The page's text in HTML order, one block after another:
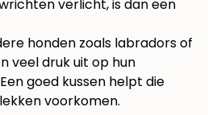
verlicht, is dan een
honden zoals labradors of
veel druk uit op hun
goed kussen helpt die
voorkomen.